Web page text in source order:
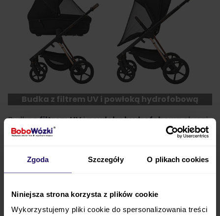
Zgoda Szczegóły O plikach cookies
Niniejsza strona korzysta z plików cookie
Wykorzystujemy pliki cookie do spersonalizowania treści
Budka z filtrem UV i powłoką hydrofobową
Budka zfiltrem UVipowłoką hydrofobowąchroni
przed nadmiernym nasłonecznieniem i wilgocią.